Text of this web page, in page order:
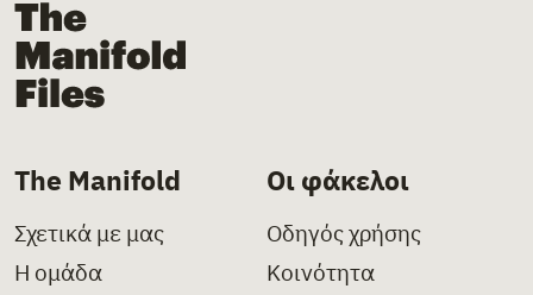
The Manifold Files
The Manifold
Σχετικά με μας
Η ομάδα
Οι φάκελοι
Οδηγός χρήσης
Κοινότητα